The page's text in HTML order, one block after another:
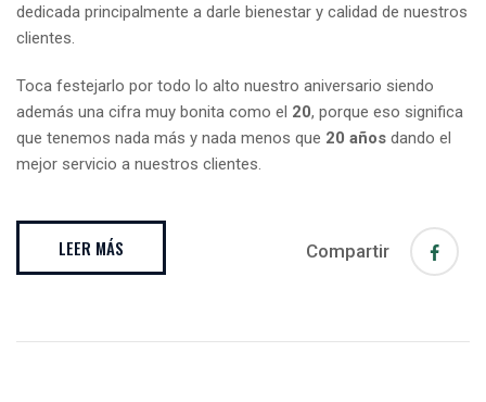
dedicada principalmente a darle bienestar y calidad de nuestros
clientes.
Toca festejarlo por todo lo alto nuestro aniversario siendo
además una cifra muy bonita como el 20, porque eso significa
que tenemos nada más y nada menos que 20 años dando el
mejor servicio a nuestros clientes.
LEER MÁS Compartir